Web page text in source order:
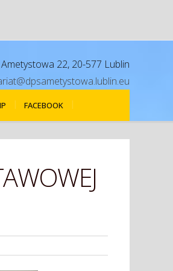
Ametystowa 22, 20-577 Lublin
FACEBOOK